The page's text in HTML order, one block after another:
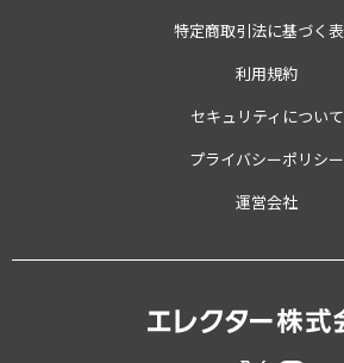
特定商取引法に基づく
利用規約
セキュリティについて
プライバシーポリシー
運営会社